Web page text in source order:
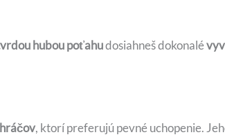
hubou poťahudosiahneš dokonalé
, ktorí preferujú pevné uchopenie.